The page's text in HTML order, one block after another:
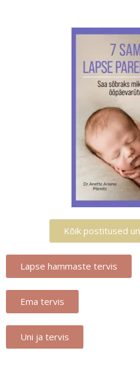
Kõik postitused
Lapse hammaste tervis
Ema tervis
Uni ja tervis